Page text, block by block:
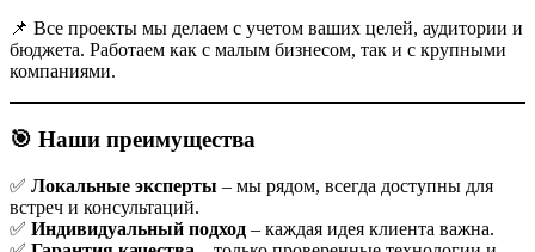
📌 Все проекты мы делаем с учетом ваших целей, аудитории и
бюджета. Работаем как с малым бизнесом, так и с крупными
компаниями.
🎯 Наши преимущества
✅ Локальные эксперты – мы рядом, всегда доступны для
встреч и консультаций.
✅ Индивидуальный подход – каждая идея клиента важна.